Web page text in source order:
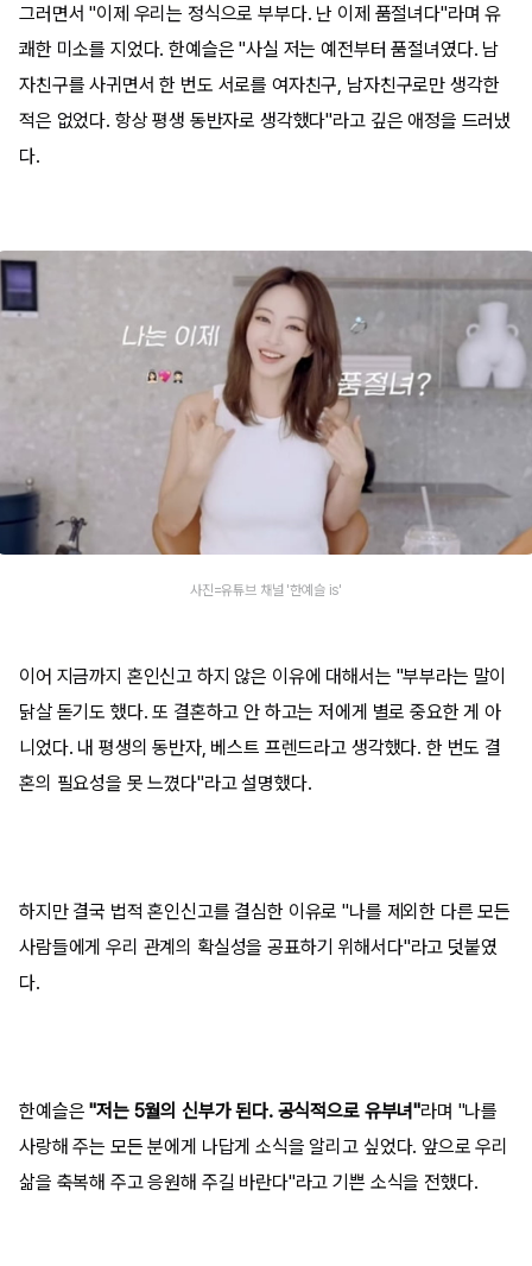
그러면서 "이제 우리는 정식으로 부부다. 난 이제 품절녀다"라며 유
쾌한 미소를 지었다. 한예슬은 "사실 저는 예전부터 품절녀였다. 남
자친구를 사귀면서 한 번도 서로를 여자친구, 남자친구로만 생각한
적은 없었다. 항상 평생 동반자로 생각했다"라고 깊은 애정을 드러냈
다.
사진=유튜브 채널 '한예슬 is'
이어 지금까지 혼인신고 하지 않은 이유에 대해서는 "부부라는 말이
닭살 돋기도 했다. 또 결혼하고 안 하고는 저에게 별로 중요한 게 아
니었다. 내 평생의 동반자, 베스트 프렌드라고 생각했다. 한 번도 결
혼의 필요성을 못 느꼈다"라고 설명했다.
하지만 결국 법적 혼인신고를 결심한 이유로 "나를 제외한 다른 모든
사람들에게 우리 관계의 확실성을 공표하기 위해서다"라고 덧붙였
다.
한예슬은 "저는 5월의 신부가 된다. 공식적으로 유부녀"라며 "나를
사랑해 주는 모든 분에게 나답게 소식을 알리고 싶었다. 앞으로 우리
삶을 축복해 주고 응원해 주길 바란다"라고 기쁜 소식을 전했다.